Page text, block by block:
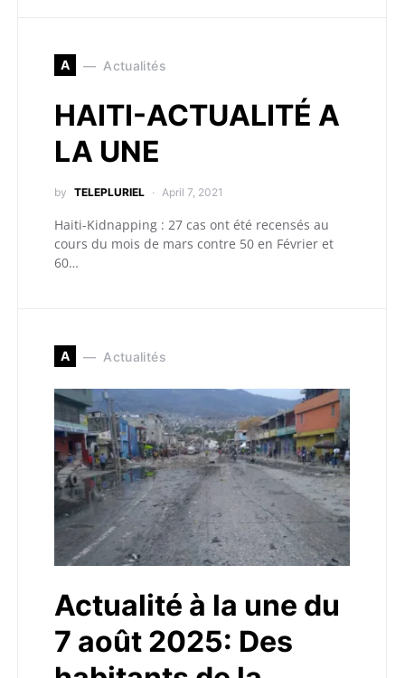
A Actualités
HAITI-ACTUALITÉ A
LA UNE
by TELEPLURIEL April 7, 2021
Haiti-Kidnapping : 27 cas ont été recensés au
cours du mois de mars contre 50 en Février et
60…
A Actualités
Actualité à la une du
7 août 2025: Des